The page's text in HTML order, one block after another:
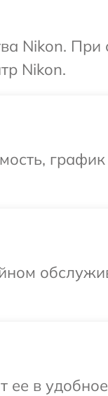
Nikon. При
Nikon.
в